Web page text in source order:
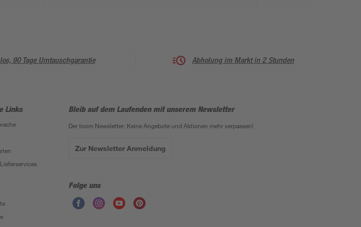
90 Tage Umtauschgarantie Abholung im Markt in 2 Stunden
Links Bleib auf dem Laufenden mit unserem Newsletter
Der toom Newsletter: Keine Angebote und Aktionen mehr verpassen!
Zur Newsletter Anmeldung
Folge uns